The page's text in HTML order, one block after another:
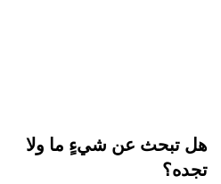
هل تبحث عن شيءٍ ما ولا
تجده؟